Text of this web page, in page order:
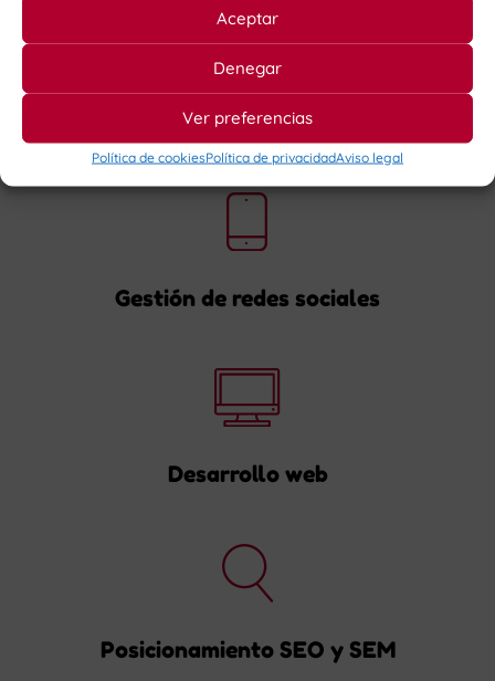
Aceptar
Denegar
Ver preferencias
Política de cookiesPolítica de privacidadAviso legal
Análisis y estrategia comunicativa
Gestión de redes sociales
Desarrollo web
Posicionamiento SEO y SEM